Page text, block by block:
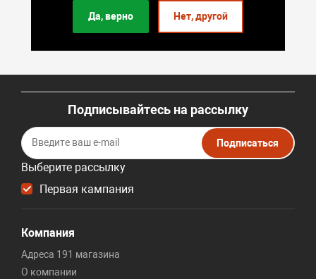
Да, верно Нет, другой
Подписывайтесь на рассылку
Выберите рассылку
Первая кампания
Подписаться
Компания
Адреса 191 магазина
О компании